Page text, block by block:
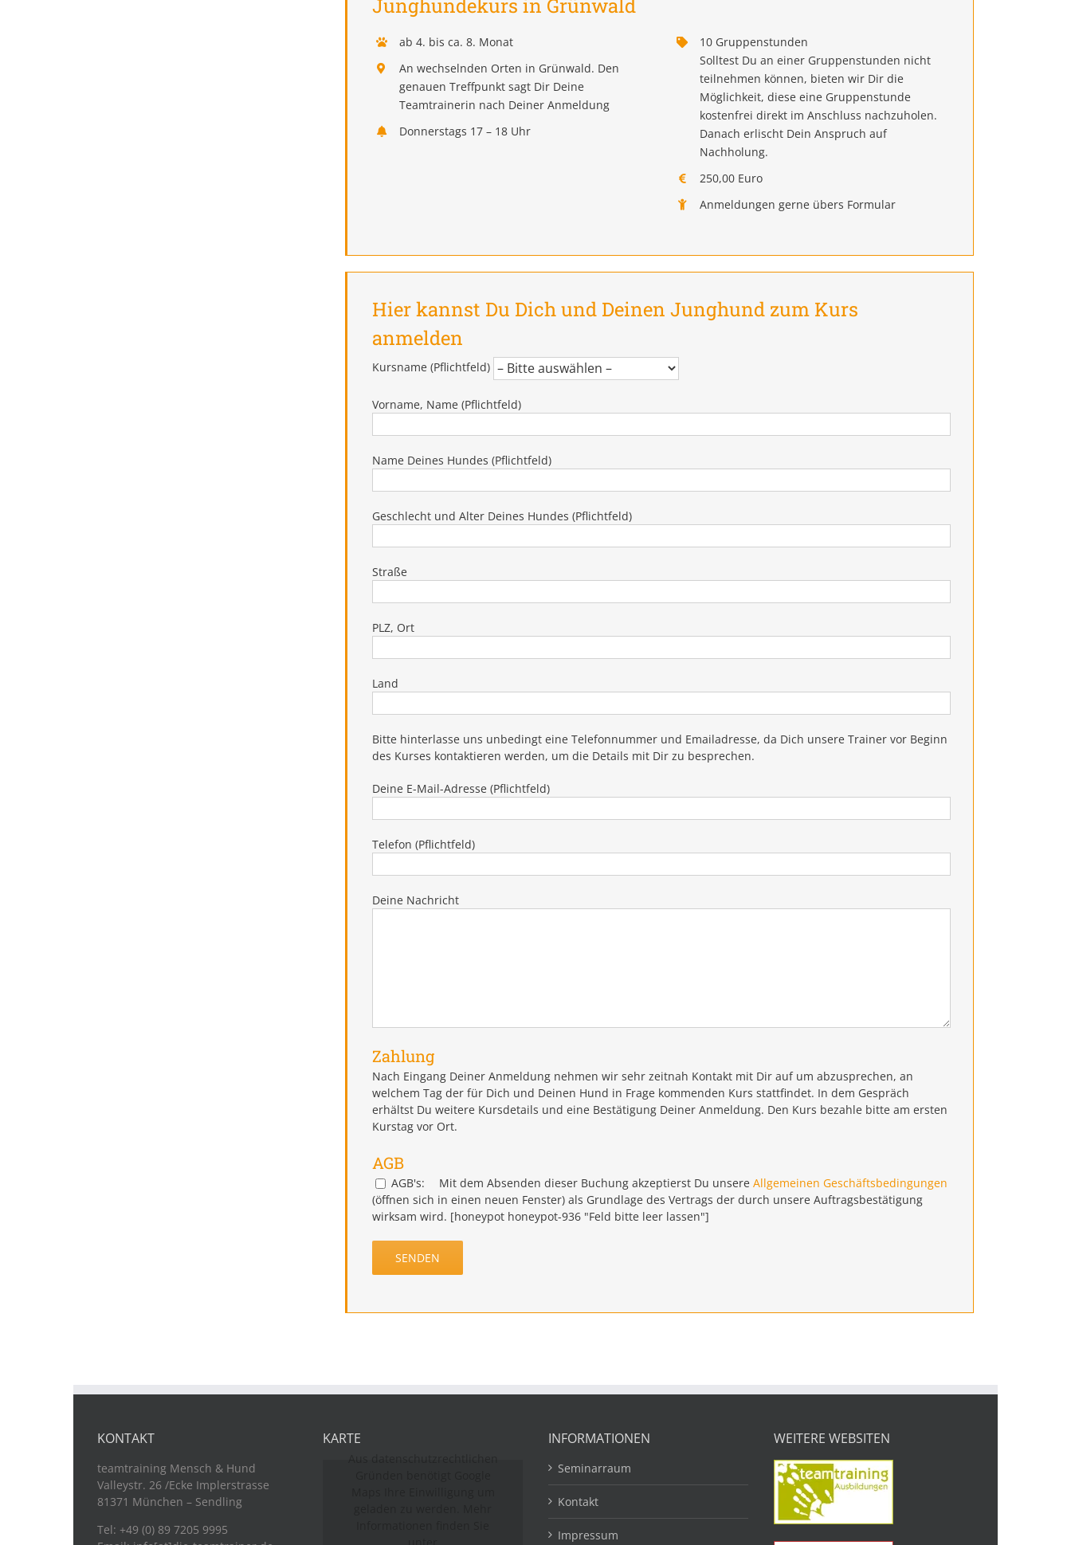
Junghundekurs in Grünwald
ab 4. bis ca. 8. Monat
An wechselnden Orten in Grünwald. Den
genauen Treffpunkt sagt Dir Deine
Teamtrainerin nach Deiner Anmeldung
Donnerstags 17 – 18 Uhr
10 Gruppenstunden
Solltest Du an einer Gruppenstunden nicht
teilnehmen können, bieten wir Dir die
Möglichkeit, diese eine Gruppenstunde
kostenfrei direkt im Anschluss nachzuholen.
Danach erlischt Dein Anspruch auf
Nachholung.
250,00 Euro
Anmeldungen gerne übers Formular
Hier kannst Du Dich und Deinen Junghund zum Kurs
anmelden
Kursname (Pflichtfeld)
Vorname, Name (Pflichtfeld)
Name Deines Hundes (Pflichtfeld)
Geschlecht und Alter Deines Hundes (Pflichtfeld)
Straße
PLZ, Ort
Land
Bitte hinterlasse uns unbedingt eine Telefonnummer und Emailadresse, da Dich unsere Trainer vor Beginn
des Kurses kontaktieren werden, um die Details mit Dir zu besprechen.
Deine E-Mail-Adresse (Pflichtfeld)
Telefon (Pflichtfeld)
Deine Nachricht
Zahlung
Nach Eingang Deiner Anmeldung nehmen wir sehr zeitnah Kontakt mit Dir auf um abzusprechen, an
welchem Tag der für Dich und Deinen Hund in Frage kommenden Kurs stattfindet. In dem Gespräch
erhältst Du weitere Kursdetails und eine Bestätigung Deiner Anmeldung. Den Kurs bezahle bitte am ersten
Kurstag vor Ort.
AGB
AGB's: Mit dem Absenden dieser Buchung akzeptierst Du unsere Allgemeinen Geschäftsbedingungen
(öffnen sich in einen neuen Fenster) als Grundlage des Vertrags der durch unsere Auftragsbestätigung
wirksam wird. [honeypot honeypot-936 "Feld bitte leer lassen"]
KONTAKT
teamtraining Mensch & Hund
Valleystr. 26 /Ecke Implerstrasse
81371 München – Sendling
Tel: +49 (0) 89 7205 9995
KARTE INFORMATIONEN
Seminarraum
Kontakt
Impressum
WEITERE WEBSITEN